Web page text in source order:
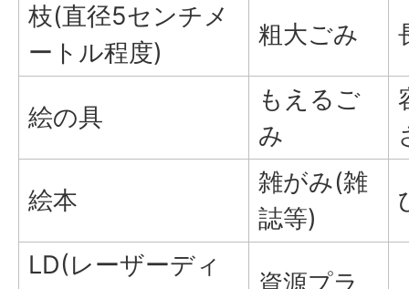
枝(直径5センチメ
ートル程度)
粗大ごみ
絵の具
もえるご
み
絵本
雑がみ(雑
誌等)
LD(レーザーディ